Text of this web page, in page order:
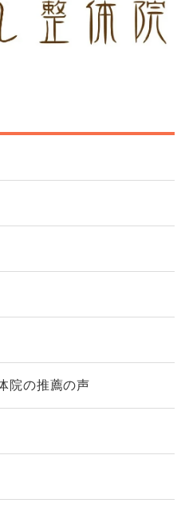
院の推薦の声